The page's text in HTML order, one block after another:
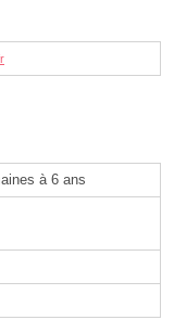
à 6 ans